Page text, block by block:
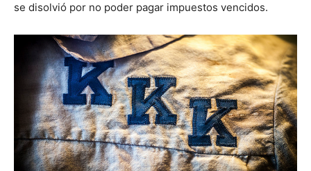
se disolvió por no poder pagar impuestos vencidos.